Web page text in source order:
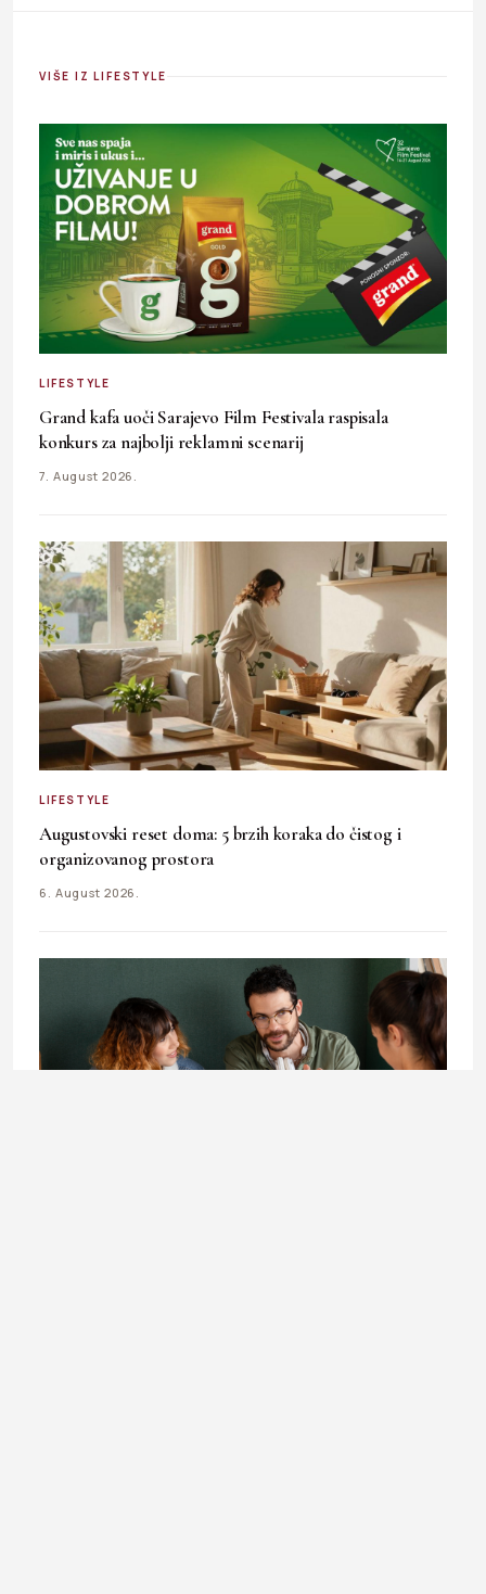
VIŠE IZ LIFESTYLE
LIFESTYLE
Grand kafa uoči Sarajevo Film Festivala raspisala
konkurs za najbolji reklamni scenarij
7. August 2026.
LIFESTYLE
Augustovski reset doma: 5 brzih koraka do čistog i
organizovanog prostora
6. August 2026.